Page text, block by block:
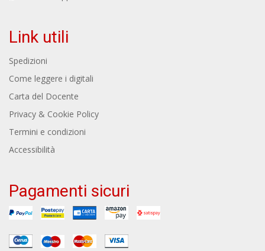
Link utili
Spedizioni
Come leggere i digitali
Carta del Docente
Privacy & Cookie Policy
Termini e condizioni
Accessibilità
Pagamenti sicuri